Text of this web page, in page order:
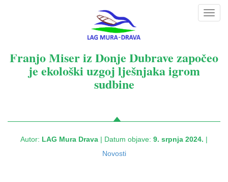
Franjo Miser iz Donje Dubrave započeo
je ekološki uzgoj lješnjaka igrom
sudbine
Autor: LAG Mura Drava | Datum objave: 9. srpnja 2024. |
Novosti